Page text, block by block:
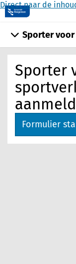
Direct naar de
Sporter
Formulier
Sporter